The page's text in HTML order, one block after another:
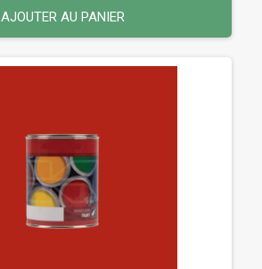
AJOUTER AU PANIER